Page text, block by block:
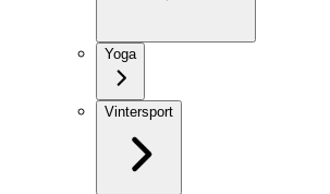
Yoga
Vintersport